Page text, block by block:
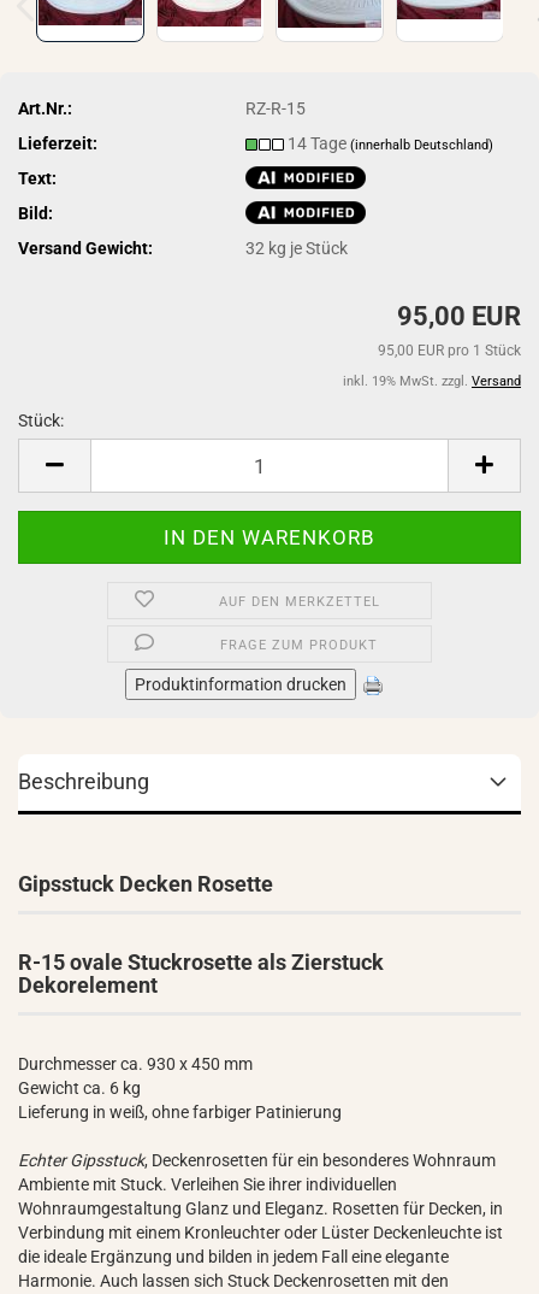
Art.Nr.:
RZ-R-15
Lieferzeit:
14 Tage(innerhalb Deutschland)
Text:
Bild:
Versand Gewicht:
32 kg je Stück
95,00 EUR
95,00 EUR pro 1 Stück
inkl. 19% MwSt. zzgl. Versand
Stück:
AUF DEN MERKZETTEL
FRAGE ZUM PRODUKT
Produktinformation drucken
Beschreibung
Gipsstuck Decken Rosette
R-15 ovale Stuckrosette als Zierstuck
Dekorelement
Durchmesser ca. 930 x 450 mm
Gewicht ca. 6 kg
Lieferung in weiß, ohne farbiger Patinierung
Echter Gipsstuck, Deckenrosetten für ein besonderes Wohnraum
Ambiente mit Stuck. Verleihen Sie ihrer individuellen
Wohnraumgestaltung Glanz und Eleganz. Rosetten für Decken, in
Verbindung mit einem Kronleuchter oder Lüster Deckenleuchte ist
die ideale Ergänzung und bilden in jedem Fall eine elegante
Harmonie. Auch lassen sich Stuck Deckenrosetten mit den